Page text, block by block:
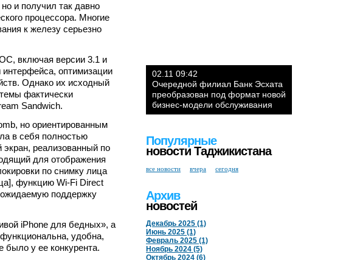
и получил так давно
процессора. Многие
к железу серьезно
включая версии 3.1 и
оптимизации
Однако их исходный
фактически
Sandwich.
но ориентированным
в себя полностью
реализованный по
для отображения
по снимку лица
функцию Wi-Fi Direct
поддержку
iPhone для бедных», а
удобна,
было у ее конкурента.
02.11 09:42
Очередной филиал Банк Эсхата
преобразован под формат новой
бизнес-модели обслуживания
Популярные
новости Таджикистана
все новости вчера сегодня
Архив
новостей
Декабрь 2025 (1)
Июнь 2025 (1)
Февраль 2025 (1)
Ноябрь 2024 (5)
Октябрь 2024 (6)